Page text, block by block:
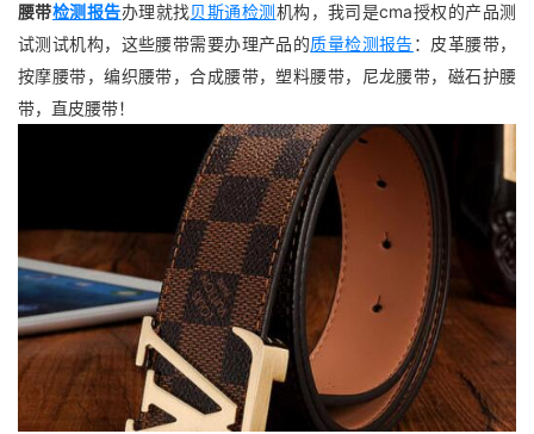
腰带检测报告办理就找贝斯通检测机构，我司是cma授权的产品测
试测试机构，这些腰带需要办理产品的质量检测报告：皮革腰带，
按摩腰带，编织腰带，合成腰带，塑料腰带，尼龙腰带，磁石护腰
带，直皮腰带！